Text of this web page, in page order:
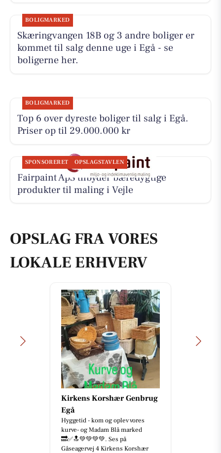
BOLIGMARKED
Skæringvangen 18B og 3 andre boliger er
kommet til salg denne uge i Egå - se
boligerne her.
BOLIGMARKED
Top 6 over dyreste boliger til salg i Egå.
Priser op til 29.000.000 kr
SPONSORERET OPSLAGSTAVLEN
Fairpaint ApS tilbyder bæredygtige
produkter til maling i Vejle
OPSLAG FRA VORES
LOKALE ERHVERV
Kirkens Korshær Genbrug
Egå
Hyggetid - kom og oplev vores
kurve- og Madam Blå marked
🔜✅🔝💚💚💚💚. Ses på
Gåseagervej 4 Kirkens Korshær